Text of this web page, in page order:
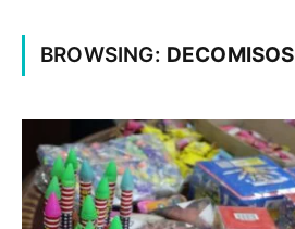
BROWSING: DECOMISOS